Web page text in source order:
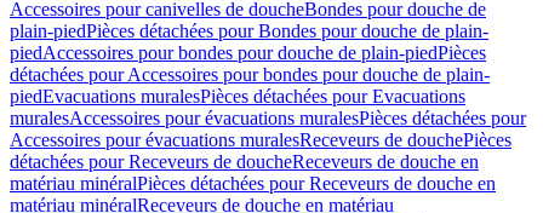
Accessoires pour canivelles de doucheBondes pour douche de
plain-piedPièces détachées pour Bondes pour douche de plain-
piedAccessoires pour bondes pour douche de plain-piedPièces
détachées pour Accessoires pour bondes pour douche de plain-
piedEvacuations muralesPièces détachées pour Evacuations
muralesAccessoires pour évacuations muralesPièces détachées pour
Accessoires pour évacuations muralesReceveurs de douchePièces
détachées pour Receveurs de doucheReceveurs de douche en
matériau minéralPièces détachées pour Receveurs de douche en
matériau minéralReceveurs de douche en matériau